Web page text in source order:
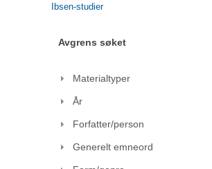
Ibsen-studier
Avgrens søket
Materialtyper
År
Forfatter/person
Generelt emneord